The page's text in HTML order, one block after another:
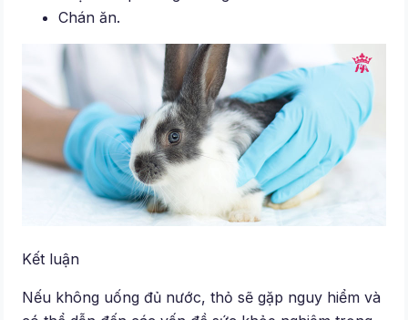
Chán ăn.
Kết luận
Nếu không uống đủ nước, thỏ sẽ gặp nguy hiểm và